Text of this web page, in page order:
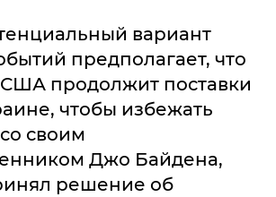
вариант
предполагает, что
продолжит поставки
чтобы избежать
своим
Джо Байдена,
решение об